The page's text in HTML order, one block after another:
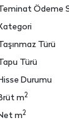
Ödeme
Türü
Türü
Durumu
m2
m2